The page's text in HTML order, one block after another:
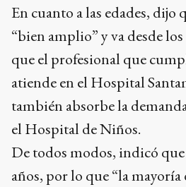
En cuanto a las edades, dijo
“bien amplio” y va desde
que el profesional que
atiende en el Hospital
también absorbe la
el Hospital de Niños.
De todos modos, indicó que
años, por lo que “la mayoría